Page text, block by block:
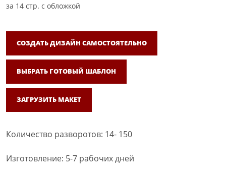
за 14 стр. с обложкой
СОЗДАТЬ ДИЗАЙН САМОСТОЯТЕЛЬНО
ВЫБРАТЬ ГОТОВЫЙ ШАБЛОН
ЗАГРУЗИТЬ МАКЕТ
Количество разворотов: 14- 150
Изготовление: 5-7 рабочих дней